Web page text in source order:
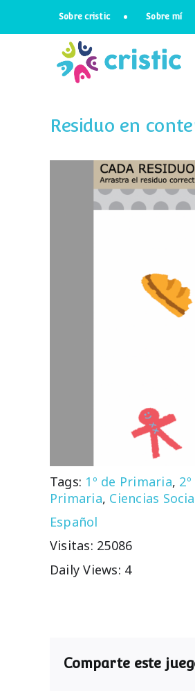
Sobre cristic Sobre mí
Residuo en
Tags: 1º de Primaria,
Primaria, Ciencias
Español
Visitas: 25086
Daily Views: 4
Comparte este